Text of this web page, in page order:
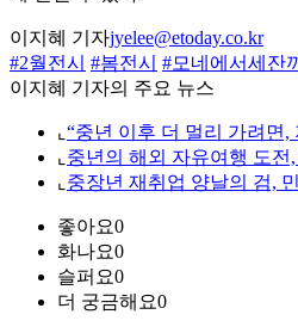
이지혜 기자jyelee@etoday.co.kr
#2월전시 #봄전시 #모네에서세잔
이지혜 기자의 주요 뉴스
⌞ “중년 이후 더 멀리 가려면,
⌞ 중년의 해외 자유여행 도전
⌞ 중장년 재취업 양날의 검,
좋아요0
화나요0
슬퍼요0
더 궁금해요0